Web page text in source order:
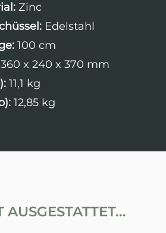
Zinc
Edelstahl
100 cm
360 x 240 x 370 mm
11,1 kg
12,85 kg
AUSGESTATTET...